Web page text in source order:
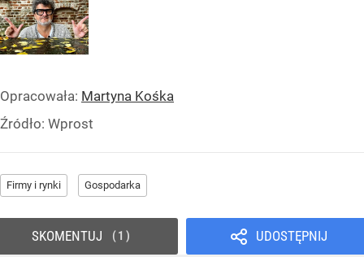
Opracowała: Martyna Kośka
Źródło: Wprost
Firmy i rynki Gospodarka
UDOSTĘPNIJ
SKOMENTUJ 1